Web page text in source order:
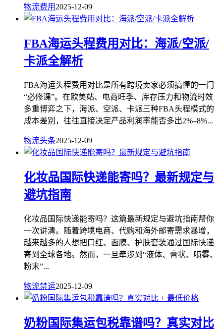
物流费用 2025-12-09
FBA海运头程费用对比：海派/空派/
卡派全解析
FBA海运头程费用对比是所有跨境卖家必须搞懂的一门
“必修课”。在欧美站、电商旺季、库存压力和物流时效
多重博弈之下，海派、空派、卡派三种FBA头程模式的
成本差别，往往直接决定产品利润率能否多出2%–8%...
物流头条2025-12-09
化妆品国际快递能寄吗？最新规定与
避坑指南
化妆品国际快递能寄吗？这篇最新规定与避坑指南帮你
一次讲清。随着跨境电商、代购和海外邮寄需求暴增，
越来越多的人想把口红、面膜、护肤套装通过国际快递
寄到全球各地。然而，一旦牵涉到“液体、膏状、喷雾、
粉末”...
物流禁运2025-12-09
奶粉国际集运包税靠谱吗？真实对比